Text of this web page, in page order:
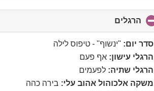
הרגלים
to
collapse
contents
סדר יום: "ינשוף" - טיפוס לילה
הרגלי עישון: אף פעם
הרגלי שתיה: לפעמים
משקה אלכוהול אהוב עלי: בירה כהה